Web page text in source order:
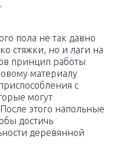
пола не так давно
стяжки, но и лаги на
принцип работы
материалу
с
могут
этого напольные
достичь
деревянной